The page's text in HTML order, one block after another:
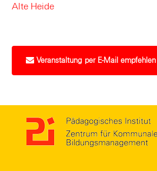
Alte Heide
Veranstaltung per E-Mail empfehlen